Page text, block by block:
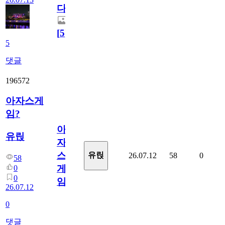
5
댓글
다.
[5]
196572
아자스게
임?
유릱
58
0
0
26.07.12
0
댓글
아
자
스
게
임?
유릱 26.07.12 58 0